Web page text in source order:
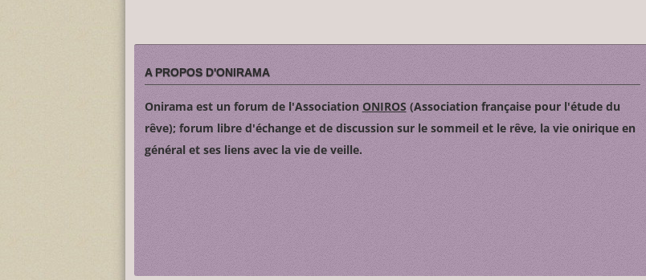
A PROPOS D'ONIRAMA
Onirama est un forum de l'Association ONIROS (Association française pour l'étude du
rêve); forum libre d'échange et de discussion sur le sommeil et le rêve, la vie onirique en
général et ses liens avec la vie de veille.